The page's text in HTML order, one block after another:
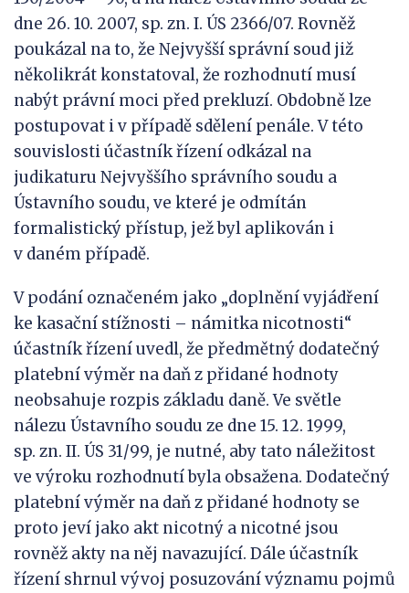
dne 26. 10. 2007, sp. zn. I. ÚS 2366/07. Rovněž
poukázal na to, že Nejvyšší správní soud již
několikrát konstatoval, že rozhodnutí musí
nabýt právní moci před prekluzí. Obdobně lze
postupovat i v případě sdělení penále. V této
souvislosti účastník řízení odkázal na
judikaturu Nejvyššího správního soudu a
Ústavního soudu, ve které je odmítán
formalistický přístup, jež byl aplikován i
v daném případě.
V podání označeném jako „doplnění vyjádření
ke kasační stížnosti – námitka nicotnosti“
účastník řízení uvedl, že předmětný dodatečný
platební výměr na daň z přidané hodnoty
neobsahuje rozpis základu daně. Ve světle
nálezu Ústavního soudu ze dne 15. 12. 1999,
sp. zn. II. ÚS 31/99, je nutné, aby tato náležitost
ve výroku rozhodnutí byla obsažena. Dodatečný
platební výměr na daň z přidané hodnoty se
proto jeví jako akt nicotný a nicotné jsou
rovněž akty na něj navazující. Dále účastník
řízení shrnul vývoj posuzování významu pojmů